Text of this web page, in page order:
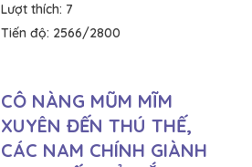
Lượt thích: 7
Tiến độ: 2566/2800
CÔ NÀNG MŨM MĨM
XUYÊN ĐẾN THÚ THẾ,
CÁC NAM CHÍNH GIÀNH